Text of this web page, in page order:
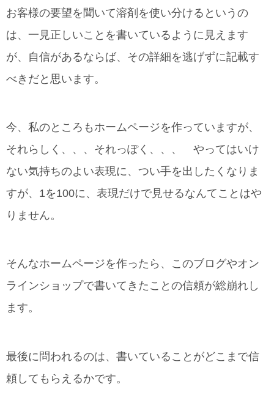
お客様の要望を聞いて溶剤を使い分けるというの
は、一見正しいことを書いているように見えます
が、自信があるならば、その詳細を逃げずに記載す
べきだと思います。
今、私のところもホームページを作っていますが、
それらしく、、、それっぽく、、、 やってはいけ
ない気持ちのよい表現に、つい手を出したくなりま
すが、1を100に、表現だけで見せるなんてことはや
りません。
そんなホームページを作ったら、このブログやオン
ラインショップで書いてきたことの信頼が総崩れし
ます。
最後に問われるのは、書いていることがどこまで信
頼してもらえるかです。